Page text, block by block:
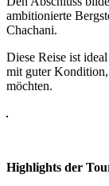
ambitionierte
Chachani.
Diese Reise ist
mit guter
möchten.
Highlights der